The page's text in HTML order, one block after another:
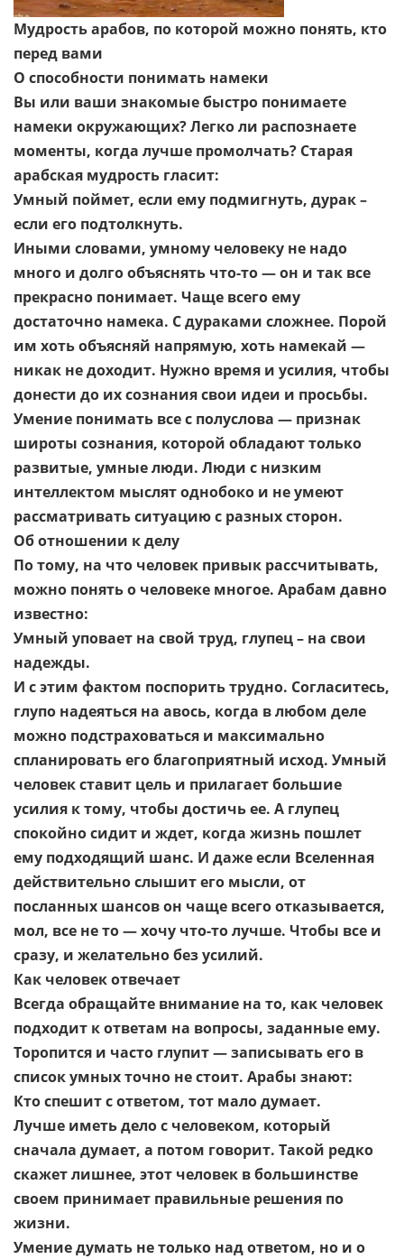
Мудрость арабов, по которой можно понять, кто
перед вами
О способности понимать намеки
Вы или ваши знакомые быстро понимаете
намеки окружающих? Легко ли распознаете
моменты, когда лучше промолчать? Старая
арабская мудрость гласит:
Умный поймет, если ему подмигнуть, дурак –
если его подтолкнуть.
Иными словами, умному человеку не надо
много и долго объяснять что-то — он и так все
прекрасно понимает. Чаще всего ему
достаточно намека. С дураками сложнее. Порой
им хоть объясняй напрямую, хоть намекай —
никак не доходит. Нужно время и усилия, чтобы
донести до их сознания свои идеи и просьбы.
Умение понимать все с полуслова — признак
широты сознания, которой обладают только
развитые, умные люди. Люди с низким
интеллектом мыслят однобоко и не умеют
рассматривать ситуацию с разных сторон.
Об отношении к делу
По тому, на что человек привык рассчитывать,
можно понять о человеке многое. Арабам давно
известно:
Умный уповает на свой труд, глупец – на свои
надежды.
И с этим фактом поспорить трудно. Согласитесь,
глупо надеяться на авось, когда в любом деле
можно подстраховаться и максимально
спланировать его благоприятный исход. Умный
человек ставит цель и прилагает большие
усилия к тому, чтобы достичь ее. А глупец
спокойно сидит и ждет, когда жизнь пошлет
ему подходящий шанс. И даже если Вселенная
действительно слышит его мысли, от
посланных шансов он чаще всего отказывается,
мол, все не то — хочу что-то лучше. Чтобы все и
сразу, и желательно без усилий.
Как человек отвечает
Всегда обращайте внимание на то, как человек
подходит к ответам на вопросы, заданные ему.
Торопится и часто глупит — записывать его в
список умных точно не стоит. Арабы знают:
Кто спешит с ответом, тот мало думает.
Лучше иметь дело с человеком, который
сначала думает, а потом говорит. Такой редко
скажет лишнее, этот человек в большинстве
своем принимает правильные решения по
жизни.
Умение думать не только над ответом, но и о